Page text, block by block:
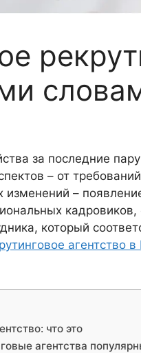
за последние
– от
–
который
агентство в
что это
агентства